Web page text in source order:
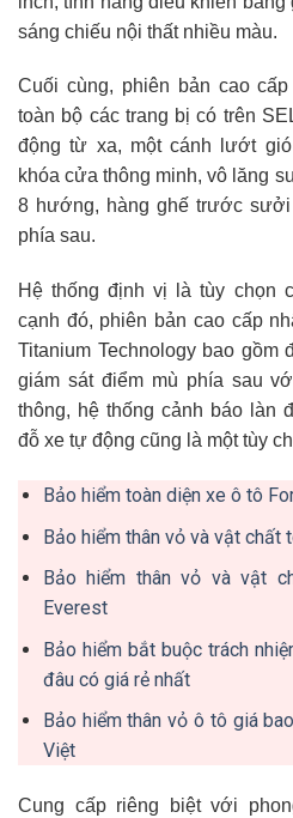
sáng chiếu nội thất nhiều màu.
Cuối cùng, phiên bản cao
toàn bộ các trang bị có trên
động từ xa, một cánh lướt
khóa cửa thông minh, vô lăng
8 hướng, hàng ghế trước
phía sau.
Hệ thống định vị là tùy chọn
cạnh đó, phiên bản cao cấp
Titanium Technology bao gồm
giám sát điểm mù phía sau
thông, hệ thống cảnh báo làn
đỗ xe tự động cũng là một tùy
Bảo hiểm toàn diện xe ô tô
Bảo hiểm thân vỏ và vật chất
Bảo hiểm thân vỏ và vật
Everest
Bảo hiểm bắt buộc trách
đâu có giá rẻ nhất
Bảo hiểm thân vỏ ô tô giá
Việt
Cung cấp riêng biệt với